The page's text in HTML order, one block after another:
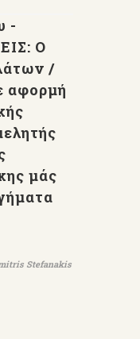
-
Ο
/
μάς
Stefanakis